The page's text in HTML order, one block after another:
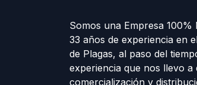
Somos una Empresa 100%
33 años de experiencia en
de Plagas, al paso del
experiencia que nos llevo
comercialización y